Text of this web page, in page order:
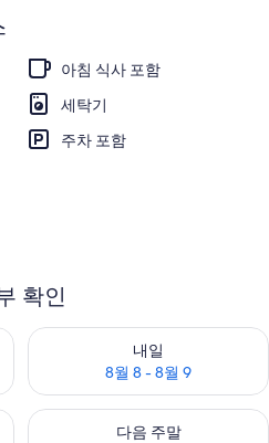
빌라, 침실 4개, 전용 수영장 | 객실 내
아침 식사 포함
세탁기
주차 포함
확인
7 - 8월 8
내일
8월 8 - 8월 9
내일 예약 가능 여부 확인, 8월
8월 7 - 8월 9
다음 주말
다음 주말 예약 가능 여부 확인,